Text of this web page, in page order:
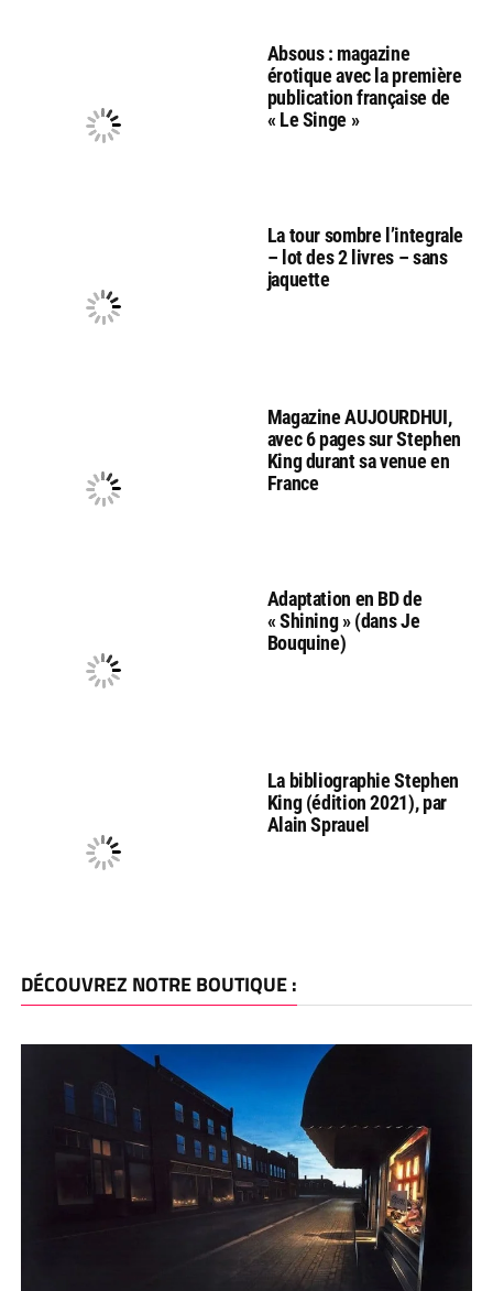
Absous : magazine
érotique avec la première
publication française de
« Le Singe »
La tour sombre l’integrale
– lot des 2 livres – sans
jaquette
Magazine AUJOURDHUI,
avec 6 pages sur Stephen
King durant sa venue en
France
Adaptation en BD de
« Shining » (dans Je
Bouquine)
La bibliographie Stephen
King (édition 2021), par
Alain Sprauel
DÉCOUVREZ NOTRE BOUTIQUE :